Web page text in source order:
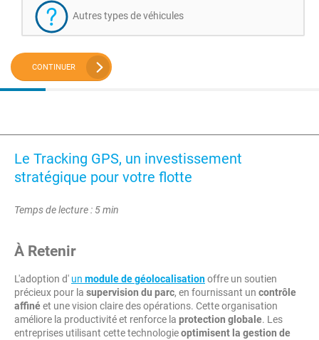
Autres types de véhicules
CONTINUER
Le Tracking GPS, un investissement
stratégique pour votre flotte
Temps de lecture : 5 min
À Retenir
L'adoption d' un module de géolocalisationoffre un soutien
précieux pour la supervision du parc, en fournissant un contrôle
affinéet une vision claire des opérations. Cette organisation
améliore la productivité et renforce la protection globale. Les
entreprises utilisant cette technologieoptimisent la gestion de